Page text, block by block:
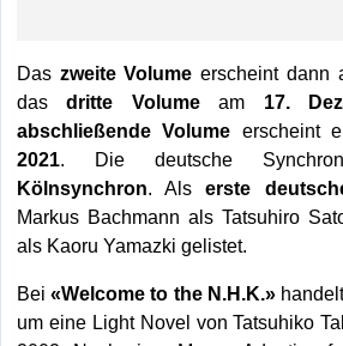
Das zweite Volume erscheint dann
dasdritte Volumeam 17.
abschließende Volume erscheint
2021. Die deutsche
Kölnsynchron. Alserste
Markus Bachmann als Tatsuhiro
als Kaoru Yamazki gelistet.
Bei«Welcome to the N.H.K.»
um eine Light Novel von Tatsuhiko